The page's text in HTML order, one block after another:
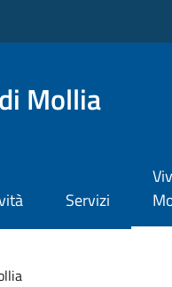
Mollia
Servizi